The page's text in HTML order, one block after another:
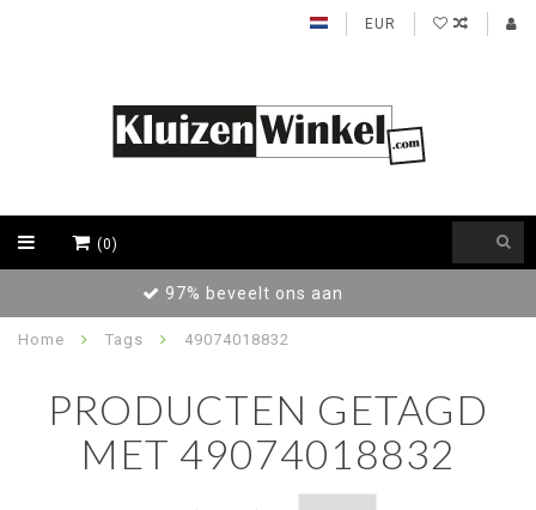
EUR
(0)
Achteraf betalen / Factuur levering
Home Tags 49074018832
PRODUCTEN GETAGD
MET 49074018832